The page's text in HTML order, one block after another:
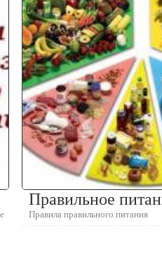
Правильное
Правила правильного питания